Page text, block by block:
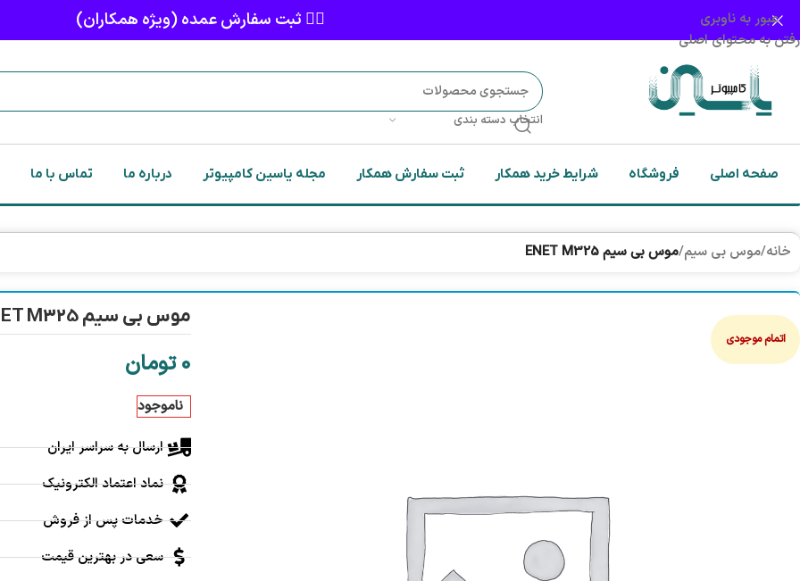
عبور به ناوبری
رفتن به محتوای اصلی
👈🏻 ثبت سفارش عمده (ویژه همکاران)
انتخاب دسته بندی
صفحه اصلی فروشگاه شرایط خرید همکار ثبت سفارش همکار مجله یاسین کامپیوتر درباره ما تماس با ما
خانه/موس بی سیم/موس بی سیم ENET M325
اتمام موجودی
موس بی سیم ENET M325
0 تومان
ناموجود
ارسال به سراسر ایران
نماد اعتماد الکترونیک
خدمات پس از فروش
سعی در بهترین قیمت